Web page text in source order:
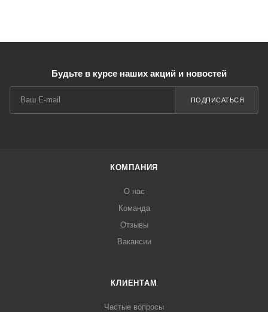
Будьте в курсе наших акций и новостей
ПОДПИСАТЬСЯ
КОМПАНИЯ
О нас
Команда
Отзывы
Вакансии
КЛИЕНТАМ
Частые вопросы